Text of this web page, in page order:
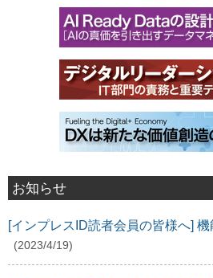
お知らせ
[インプレスID読者会員の皆様へ]
(2023/4/19)